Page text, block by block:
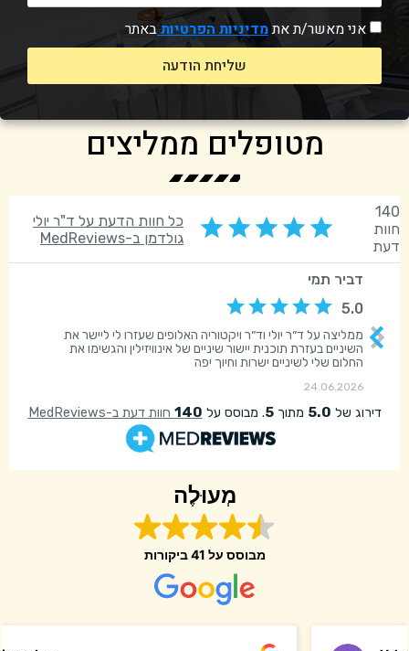
אני מאשר/ת אתמדיניות הפרטיותבאתר
שליחת הודעה
מטופלים ממליצים
מְעוּלֶה
מבוסס על 41 ביקורות